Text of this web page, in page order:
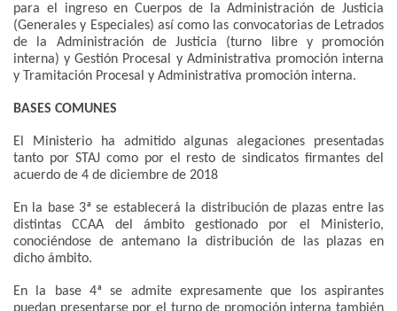
para el ingreso en Cuerpos de la Administración de Justicia
(Generales y Especiales) así como las convocatorias de Letrados
de la Administración de Justicia (turno libre y promoción
interna) y Gestión Procesal y Administrativa promoción interna
y Tramitación Procesal y Administrativa promoción interna.
BASES COMUNES
El Ministerio ha admitido algunas alegaciones presentadas
tanto por STAJ como por el resto de sindicatos firmantes del
acuerdo de 4 de diciembre de 2018
En la base 3ª se establecerá la distribución de plazas entre las
distintas CCAA del ámbito gestionado por el Ministerio,
conociéndose de antemano la distribución de las plazas en
dicho ámbito.
En la base 4ª se admite expresamente que los aspirantes